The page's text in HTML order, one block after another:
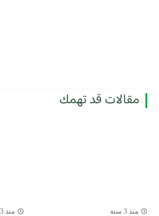
مقالات قد تهمك
منذ 3 سنة منذ 3 سنة